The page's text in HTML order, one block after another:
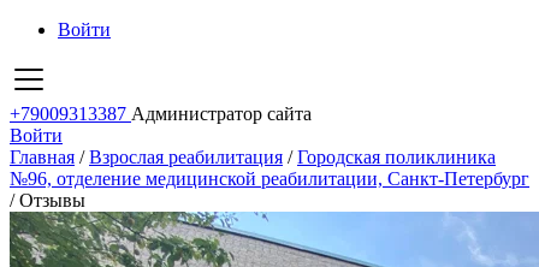
Войти
+79009313387 Администратор сайта
Войти
Главная /Взрослая реабилитация /Городская поликлиника
№96, отделение медицинской реабилитации, Санкт-Петербург
/Отзывы